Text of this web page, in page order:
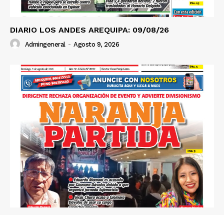
DIARIO LOS ANDES AREQUIPA: 09/08/26
Admingeneral - Agosto 9, 2026